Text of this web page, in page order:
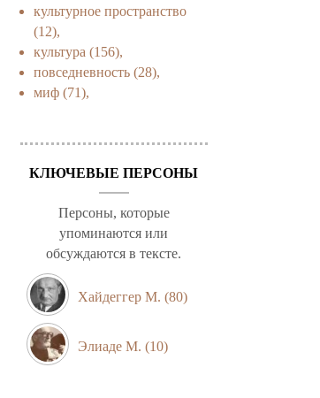
культурное пространство
(12),
культура (156),
повседневность (28),
миф (71),
КЛЮЧЕВЫЕ ПЕРСОНЫ
Персоны, которые
упоминаются или
обсуждаются в тексте.
Хайдеггер М. (80)
Элиаде М. (10)